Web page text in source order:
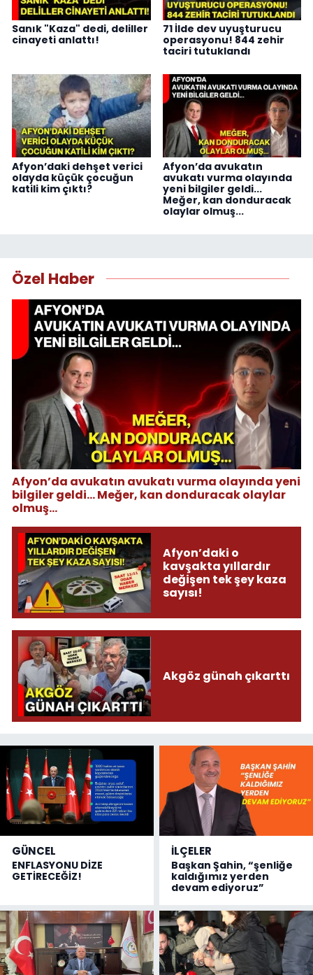
Sanık "Kaza" dedi, deliller
cinayeti anlattı!
71 İlde dev uyuşturucu
operasyonu! 844 zehir
taciri tutuklandı
Afyon’daki dehşet verici
olayda küçük çocuğun
katili kim çıktı?
Afyon’da avukatın
avukatı vurma olayında
yeni bilgiler geldi...
Meğer, kan donduracak
olaylar olmuş...
Özel Haber
Afyon’da avukatın avukatı vurma olayında yeni
bilgiler geldi... Meğer, kan donduracak olaylar
olmuş...
Afyon’daki o
kavşakta yıllardır
değişen tek şey kaza
sayısı!
Akgöz günah çıkarttı
GÜNCEL
ENFLASYONU DİZE
GETİRECEĞİZ!
İLÇELER
Başkan Şahin, “şenliğe
kaldığımız yerden
devam ediyoruz”